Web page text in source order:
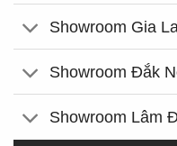
Showroom Gia
Showroom Đắk
Showroom Lâm